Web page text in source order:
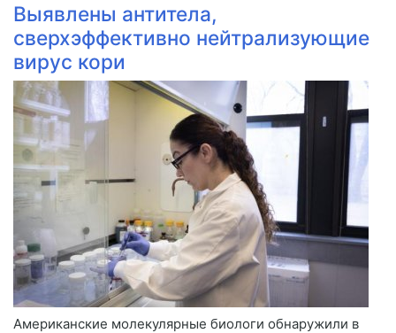
Выявлены антитела,
сверхэффективно нейтрализующие
вирус кори
Американские молекулярные биологи обнаружили в